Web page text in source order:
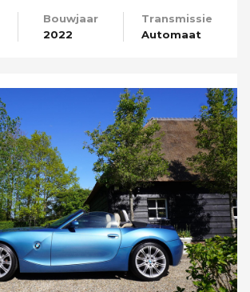
Bouwjaar
2022
Transmissie
Automaat